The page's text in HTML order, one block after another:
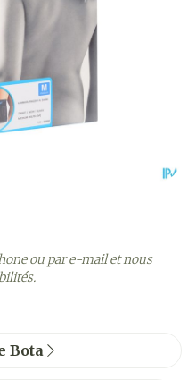
ou par e-mail et nous
Bota